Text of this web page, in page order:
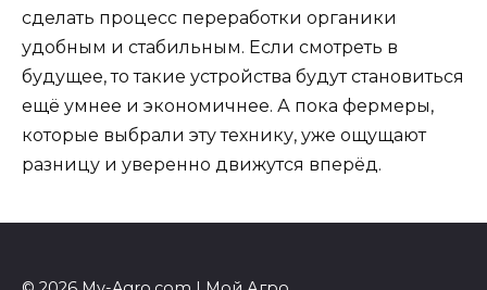
сделать процесс переработки органики
удобным и стабильным. Если смотреть в
будущее, то такие устройства будут становиться
ещё умнее и экономичнее. А пока фермеры,
которые выбрали эту технику, уже ощущают
разницу и уверенно движутся вперёд.